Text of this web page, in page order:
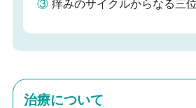
③ 痒みのサイクルからなる三
治療について